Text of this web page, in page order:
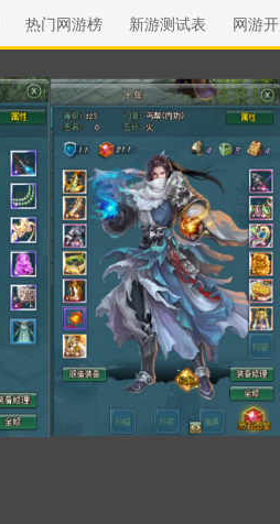
热门网游榜 新游测试表 网游